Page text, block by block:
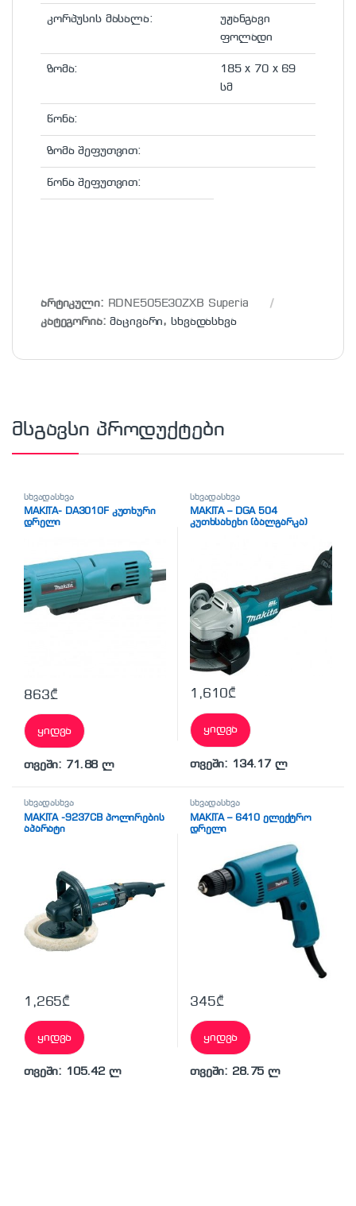
კორპუსის მასალა:
უჟანგავი
ფოლადი
ზომა:
185 x 70 x 69
სმ
წონა:
ზომა შეფუთვით:
წონა შეფუთვით:
არტიკული: RDNE505E30ZXB Superia
კატეგორია:მაცივარი,სხვადასხვა
მსგავსი პროდუქტები
სხვადასხვა
MAKITA- DA3010F კუთხური
დრელი
863₾
ყიდვა
თვეში: 71.88 ლ
სხვადასხვა
MAKITA – DGA 504
კუთხსახეხი (ბალგარკა)
1,610₾
ყიდვა
თვეში: 134.17 ლ
სხვადასხვა
MAKITA -9237CB პოლირების
აპარატი
1,265₾
ყიდვა
თვეში: 105.42 ლ
სხვადასხვა
MAKITA – 6410 ელექტრო
დრელი
345₾
ყიდვა
თვეში: 28.75 ლ